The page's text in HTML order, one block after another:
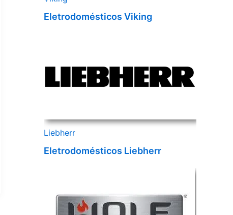
Eletrodomésticos Viking
Liebherr
Eletrodomésticos Liebherr